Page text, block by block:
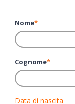
Nome*
Cognome*
Data di nascita